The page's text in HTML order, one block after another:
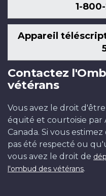
1-
Appareil
Contactez
vétérans
Vous avez le droit
équité et courtoisie par
Canada. Si vous
pas été respecté ou
vous avez le droit de
l'ombud des vétérans.